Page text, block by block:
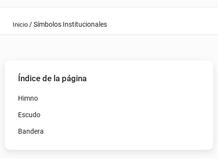
Inicio /Símbolos Institucionales
Índice de la página
Himno
Escudo
Bandera